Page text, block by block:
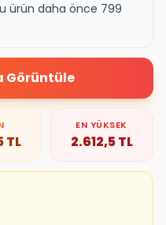
ürün daha önce 799
Görüntüle
TL
EN YÜKSEK
2.612,5TL